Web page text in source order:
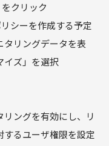
クリック
シーを作成する予定
タリングデータを表
イズ」を選択
ングを有効にし、リ
するユーザ権限を設定